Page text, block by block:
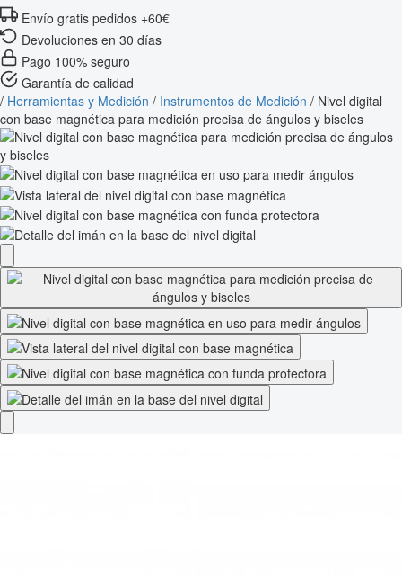
Envío gratis pedidos +60€
Devoluciones en 30 días
Pago 100% seguro
Garantía de calidad
/ Herramientas y Medición / Instrumentos de Medición / Nivel digital
con base magnética para medición precisa de ángulos y biseles